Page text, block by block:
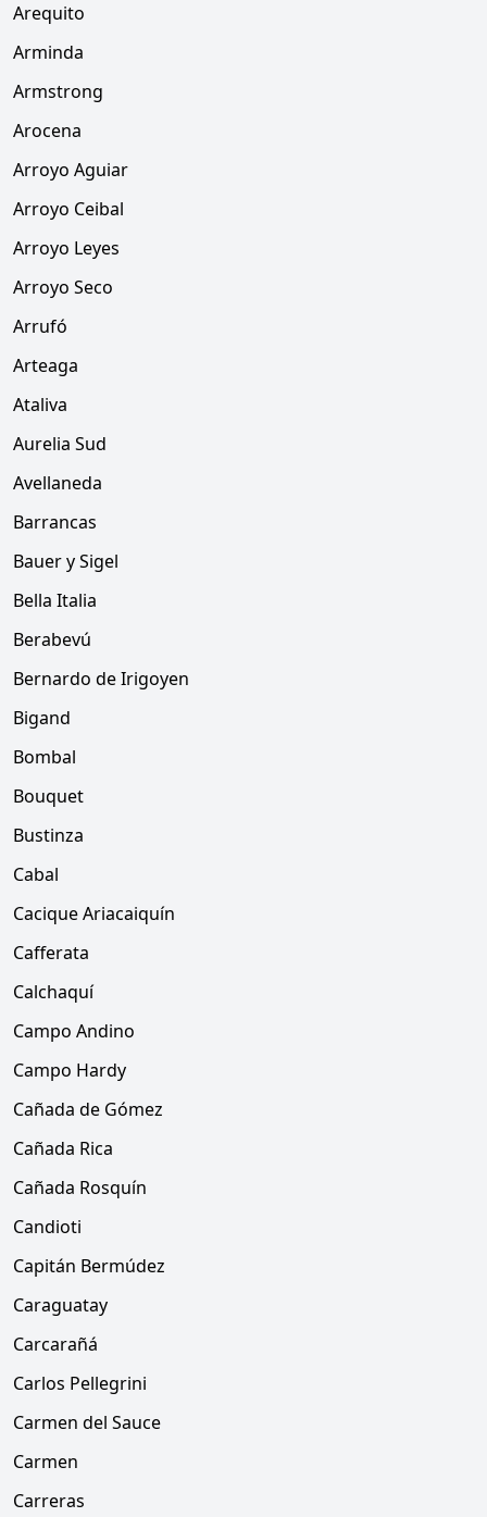
Arequito
Arminda
Armstrong
Arocena
Arroyo Aguiar
Arroyo Ceibal
Arroyo Leyes
Arroyo Seco
Arrufó
Arteaga
Ataliva
Aurelia Sud
Avellaneda
Barrancas
Bauer y Sigel
Bella Italia
Berabevú
Bernardo de Irigoyen
Bigand
Bombal
Bouquet
Bustinza
Cabal
Cacique Ariacaiquín
Cafferata
Calchaquí
Campo Andino
Campo Hardy
Cañada de Gómez
Cañada Rica
Cañada Rosquín
Candioti
Capitán Bermúdez
Caraguatay
Carcarañá
Carlos Pellegrini
Carmen del Sauce
Carmen
Carreras